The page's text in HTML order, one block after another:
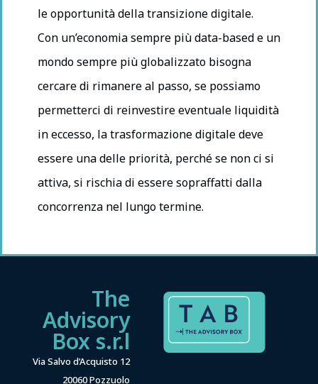
le opportunità della transizione digitale.
Con un’economia sempre più data-based e un
mondo sempre più globalizzato bisogna
cercare di rimanere al passo, se possiamo
permetterci di reinvestire eventuale liquidità
in eccesso, la trasformazione digitale deve
essere una delle priorità, perché se non ci si
attiva, si rischia di essere sopraffatti dalla
concorrenza nel lungo termine.
The
Advisory
Box s.r.l
Via Salvo d’Acquisto 12
20060 Pozzuolo